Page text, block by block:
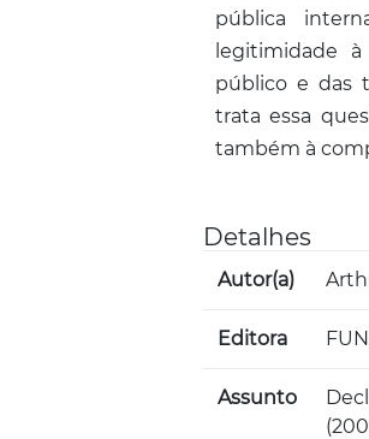
pública
legitimidade
público e das
trata essa
também à
Detalhes
Autor(a)
Editora
Assunto